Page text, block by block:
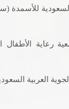
رعاية